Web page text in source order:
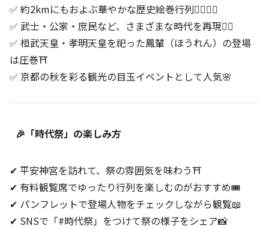
✅ 約2kmにもおよぶ華やかな歴史絵巻行列🚶‍♂️🚶‍♀️
✅ 武士・公家・庶民など、さまざまな時代を再現💂‍♂️
✅ 桓武天皇・孝明天皇を祀った鳳輦（ほうれん）の登場
は圧巻⛩️
✅ 京都の秋を彩る観光の目玉イベントとして人気🌸
🎉「時代祭」の楽しみ方
✔ 平安神宮を訪れて、祭の雰囲気を味わう⛩️
✔ 有料観覧席でゆったり行列を楽しむのがおすすめ🎟️
✔ パンフレットで登場人物をチェックしながら観覧📖
✔ SNSで「#時代祭」をつけて祭の様子をシェア📸